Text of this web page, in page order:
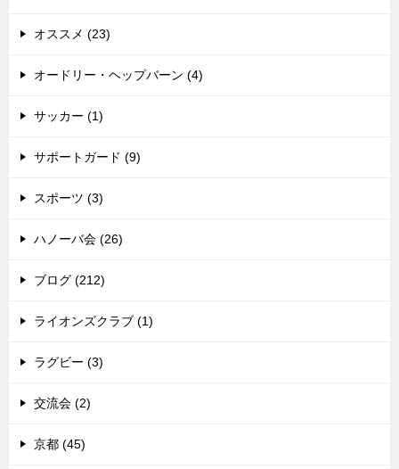
オススメ (23)
オードリー・ヘップバーン (4)
サッカー (1)
サポートガード (9)
スポーツ (3)
ハノーバ会 (26)
ブログ (212)
ライオンズクラブ (1)
ラグビー (3)
交流会 (2)
京都 (45)